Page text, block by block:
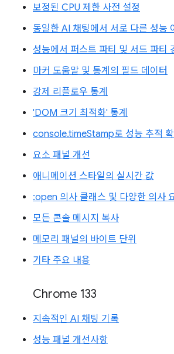
보정된 CPU 제한 사전 설정
동일한 AI 채팅에서 서로 다른 성능
성능에서 퍼스트 파티 및 서드 파티
마커 도움말 및 통계의 필드 데이터
강제 리플로우 통계
'DOM 크기 최적화' 통계
console.timeStamp로 성능 추적
요소 패널 개선
애니메이션 스타일의 실시간 값
:open 의사 클래스 및 다양한 의사
모든 콘솔 메시지 복사
메모리 패널의 바이트 단위
기타 주요 내용
Chrome 133
지속적인 AI 채팅 기록
성능 패널 개선사항